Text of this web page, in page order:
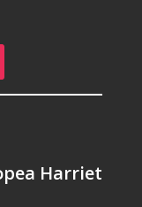
Harriet